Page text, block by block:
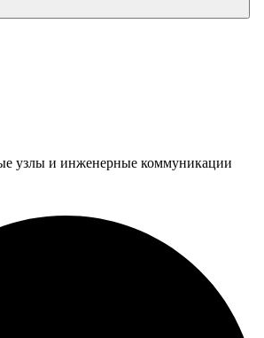
узлы и инженерные коммуникации